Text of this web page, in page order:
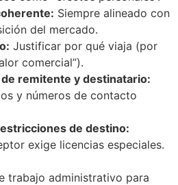
Siempre alineado con
del mercado.
Justificar por qué viaja (por
comercial”).
remitente y destinatario:
y números de contacto
de destino:
exige licencias especiales.
trabajo administrativo para